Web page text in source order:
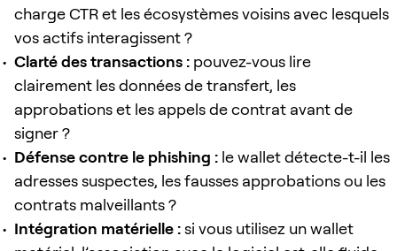
charge CTR et les écosystèmes voisins avec lesquels
vos actifs interagissent ?
Clarté des transactions : pouvez-vous lire
clairement les données de transfert, les
approbations et les appels de contrat avant de
signer ?
Défense contre le phishing : le wallet détecte-t-il les
adresses suspectes, les fausses approbations ou les
contrats malveillants ?
Intégration matérielle :si vous utilisez un wallet